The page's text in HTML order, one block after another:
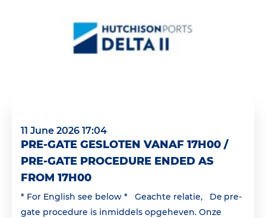
11 June 2026 17:04
PRE-GATE GESLOTEN VANAF 17H00 /
PRE-GATE PROCEDURE ENDED AS
FROM 17H00
* For English see below * Geachte relatie, De pre-
gate procedure is inmiddels opgeheven. Onze